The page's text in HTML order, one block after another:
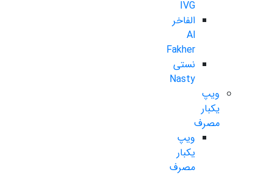
IVG
الفاخر
Al
Fakher
نستی
Nasty
ویپ
یکبار
مصرف
ویپ
یکبار
مصرف